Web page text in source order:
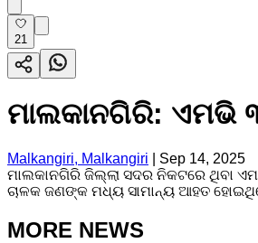
21
ମାଲକାନଗିରି: ଏମଭି
Malkangiri, Malkangiri
Sep 14, 2025
ମାଲକାନଗିରି ଜିଲ୍ଲା ସଦର ନିକଟରେ ଥିବା
ଚାଳକ ଜଣଙ୍କ ମଧ୍ୟ ସାମାନ୍ୟ ଆହତ
MORE NEWS